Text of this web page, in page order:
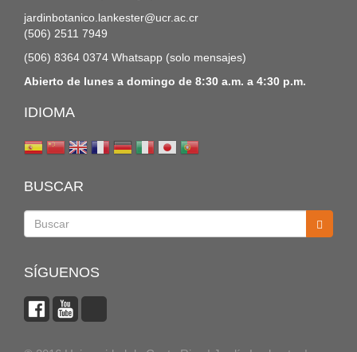
jardinbotanico.lankester@ucr.ac.cr
(506) 2511 7949
(506) 8364 0374 Whatsapp (solo mensajes)
Abierto de lunes a domingo de 8:30 a.m. a 4:30 p.m.
IDIOMA
BUSCAR
SÍGUENOS